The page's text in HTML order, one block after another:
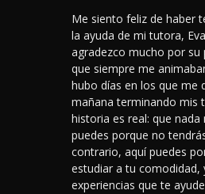
Me siento feliz de haber
la ayuda de mi tutora,
agradezco mucho por su
que siempre me
hubo días en los que me
mañana terminando mis
historia es real: que
puedes porque no
contrario, aquí puedes
estudiar a tu comodidad,
experiencias que te